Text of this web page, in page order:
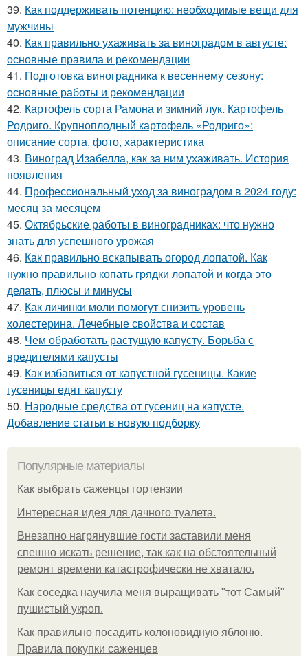
39. Как поддерживать потенцию: необходимые вещи для
мужчины
40. Как правильно ухаживать за виноградом в августе:
основные правила и рекомендации
41. Подготовка виноградника к весеннему сезону:
основные работы и рекомендации
42. Картофель сорта Рамона и зимний лук. Картофель
Родриго. Крупноплодный картофель «Родриго»:
описание сорта, фото, характеристика
43. Виноград Изабелла, как за ним ухаживать. История
появления
44. Профессиональный уход за виноградом в 2024 году:
месяц за месяцем
45. Октябрьские работы в виноградниках: что нужно
знать для успешного урожая
46. Как правильно вскапывать огород лопатой. Как
нужно правильно копать грядки лопатой и когда это
делать, плюсы и минусы
47. Как личинки моли помогут снизить уровень
холестерина. Лечебные свойства и состав
48. Чем обработать растущую капусту. Борьба с
вредителями капусты
49. Как избавиться от капустной гусеницы. Какие
гусеницы едят капусту
50. Народные средства от гусениц на капусте.
Добавление статьи в новую подборку
Популярные материалы
Как выбрать саженцы гортензии
Интересная идея для дачного туалета.
Внезапно нагрянувшие гости заставили меня
спешно искать решение, так как на обстоятельный
ремонт времени катастрофически не хватало.
Как соседка научила меня выращивать "тот Самый"
пушистый укроп.
Как правильно посадить колоновидную яблоню.
Правила покупки саженцев